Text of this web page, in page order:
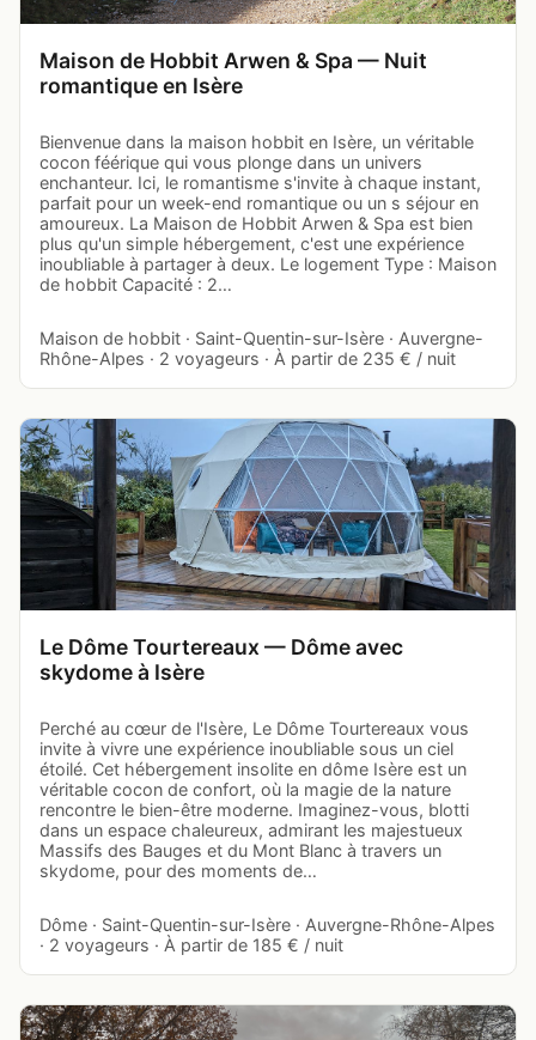
Maison de Hobbit Arwen & Spa — Nuit
romantique en Isère
Bienvenue dans la maison hobbit en Isère, un véritable
cocon féérique qui vous plonge dans un univers
enchanteur. Ici, le romantisme s'invite à chaque instant,
parfait pour un week-end romantique ou un s séjour en
amoureux. La Maison de Hobbit Arwen & Spa est bien
plus qu'un simple hébergement, c'est une expérience
inoubliable à partager à deux. Le logement Type : Maison
de hobbit Capacité : 2…
Maison de hobbit · Saint-Quentin-sur-Isère · Auvergne-
Rhône-Alpes · 2 voyageurs · À partir de 235 € / nuit
Le Dôme Tourtereaux — Dôme avec
skydome à Isère
Perché au cœur de l'Isère, Le Dôme Tourtereaux vous
invite à vivre une expérience inoubliable sous un ciel
étoilé. Cet hébergement insolite en dôme Isère est un
véritable cocon de confort, où la magie de la nature
rencontre le bien-être moderne. Imaginez-vous, blotti
dans un espace chaleureux, admirant les majestueux
Massifs des Bauges et du Mont Blanc à travers un
skydome, pour des moments de…
Dôme · Saint-Quentin-sur-Isère · Auvergne-Rhône-Alpes
· 2 voyageurs · À partir de 185 € / nuit